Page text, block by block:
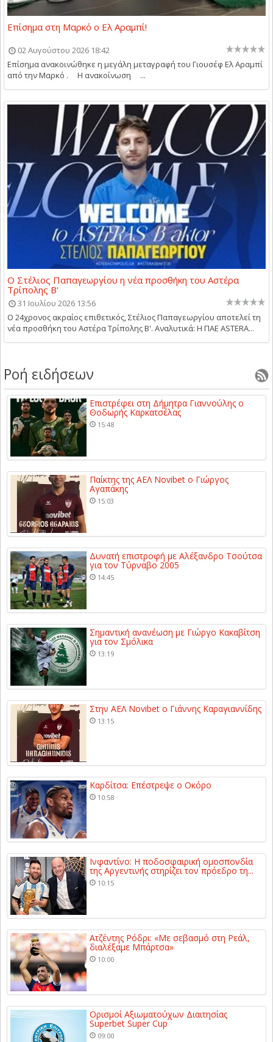
Επίσημα στη Μαρκό ο Ελ Αραμπί!
02 Αυγούστου 2026 18:42
Επίσημα ανακοινώθηκε η μεγάλη μεταγραφή του Γιουσέφ Ελ Αραμπί
από την Μαρκό . Η ανακοίνωση ...
Ο Στέλιος Παπαγεωργίου η νέα προσθήκη του Αστέρα
Τρίπολης Β'
31 Ιουλίου 2026 13:56
Ο 24χρονος ακραίος επιθετικός, Στέλιος Παπαγεωργίου αποτελεί τη
νέα προσθήκη του Αστέρα Τρίπολης Β'. Αναλυτικά: Η ΠΑΕ ASTERA...
Ροή ειδήσεων
Επιστρέφει στη Δήμητρα Γιαννούλης ο
Θοδωρής Καρκατσέλας
15:48
Παίκτης της ΑΕΛ Novibet ο Γιώργος
Αγαπάκης
15:03
Δυνατή επιστροφή με Αλέξανδρο Τσούτσα
για τον Τύρναβο 2005
14:45
Σημαντική ανανέωση με Γιώργο Κακαβίτση
για τον Σμόλικα
13:19
Στην ΑΕΛ Novibet ο Γιάννης Καραγιαννίδης
13:15
Καρδίτσα: Επέστρεψε ο Οκόρο
10:58
Ινφαντίνο: Η ποδοσφαιρική ομοσπονδία
της Αργεντινής στηρίζει τον πρόεδρο τη...
10:15
Ατζέντης Ρόδρι: «Με σεβασμό στη Ρεάλ,
διαλέξαμε Μπάρτσα»
10:00
Ορισμοί Αξιωματούχων Διαιτησίας
Superbet Super Cup
09:00